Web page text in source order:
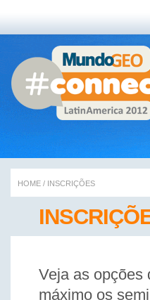
HOME / INSCRIÇÕES
Veja as opções
máximo os